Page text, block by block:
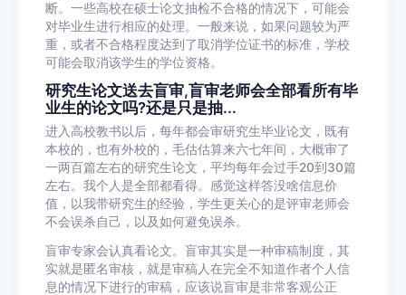
断。一些高校在硕士论文抽检不合格的情况下，可能会
对毕业生进行相应的处理。一般来说，如果问题较为严
重，或者不合格程度达到了取消学位证书的标准，学校
可能会取消该学生的学位资格。
研究生论文送去盲审,盲审老师会全部看所有毕
业生的论文吗?还是只是抽...
进入高校教书以后，每年都会审研究生毕业论文，既有
本校的，也有外校的，毛估估算来六七年间，大概审了
一两百篇左右的研究生论文，平均每年会过手20到30篇
左右。我个人是全部都看得。感觉这样答没啥信息价
值，以我带研究生的经验，学生更关心的是评审老师会
不会误杀自己，以及如何避免误杀。
盲审专家会认真看论文。盲审其实是一种审稿制度，其
实就是匿名审核，就是审稿人在完全不知道作者个人信
息的情况下进行的审稿，应该说盲审是非常客观公正